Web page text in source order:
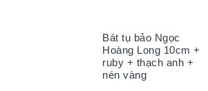
Bát tụ bảo Ngọc
Hoàng Long 10cm +
ruby + thạch anh +
nén vàng